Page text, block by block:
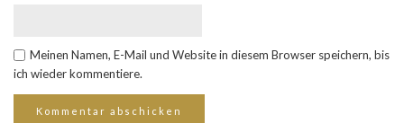
Meinen Namen, E-Mail und Website in diesem Browser speichern, bis
ich wieder kommentiere.